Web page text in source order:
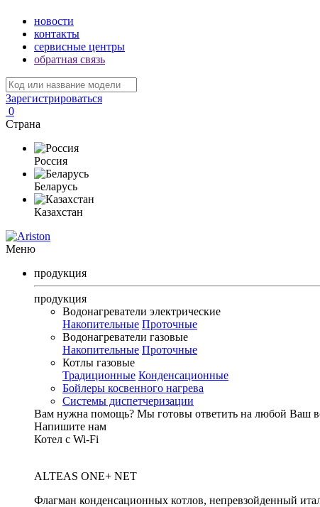
новости
контакты
сервисные центры
обратная связь
Зарегистрироваться
0
Страна
Россия
Беларусь
Казахстан
Меню
продукция
продукция
Водонагреватели электрические
Накопительные Проточные
Водонагреватели газовые
Накопительные Проточные
Котлы газовые
Традиционные Конденсационные
Бойлеры косвенного нагрева
Системы диспетчеризации
Вам нужна помощь? Мы готовы ответить на любой Ваш
Напишите нам
Котел с Wi-Fi
ALTEAS ONE+ NET
Флагман конденсационных котлов, непревзойденный